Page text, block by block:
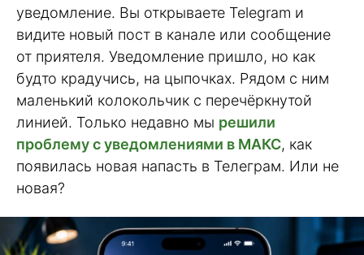
уведомление. Вы открываете Telegram и
видите новый пост в канале или сообщение
от приятеля. Уведомление пришло, но как
будто крадучись, на цыпочках. Рядом с ним
маленький колокольчик с перечёркнутой
линией. Только недавно мы решили
проблему с уведомлениями в МАКС, как
появилась новая напасть в Телеграм. Или не
новая?